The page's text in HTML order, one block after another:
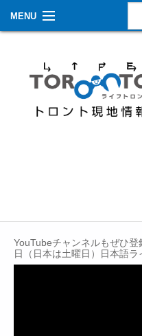
MENU
生活情報
その他
YouTubeチャンネルもぜひ
日（日本は土曜日）日本語ラ